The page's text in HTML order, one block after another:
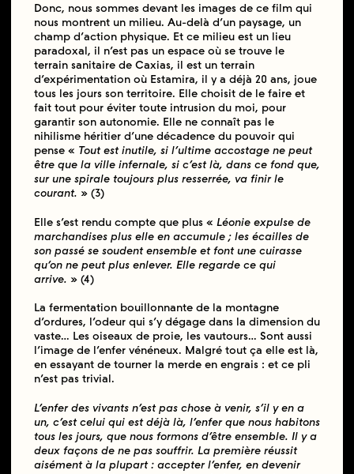
Donc, nous sommes devant les images de ce film qui
nous montrent un milieu. Au-delà d’un paysage, un
champ d’action physique. Et ce milieu est un lieu
paradoxal, il n’est pas un espace où se trouve le
terrain sanitaire de Caxias, il est un terrain
d’expérimentation où Estamira, il y a déjà 20 ans, joue
tous les jours son territoire. Elle choisit de le faire et
fait tout pour éviter toute intrusion du moi, pour
garantir son autonomie. Elle ne connaît pas le
nihilisme héritier d’une décadence du pouvoir qui
pense « Tout est inutile, si l’ultime accostage ne peut
être que la ville infernale, si c’est là, dans ce fond que,
sur une spirale toujours plus resserrée, va finir le
courant. » (3)
Elle s’est rendu compte que plus « Léonie expulse de
marchandises plus elle en accumule ; les écailles de
son passé se soudent ensemble et font une cuirasse
qu’on ne peut plus enlever. Elle regarde ce qui
arrive. » (4)
La fermentation bouillonnante de la montagne
d’ordures, l’odeur qui s’y dégage dans la dimension du
vaste… Les oiseaux de proie, les vautours… Sont aussi
l’image de l’enfer vénéneux. Malgré tout ça elle est là,
en essayant de tourner la merde en engrais : et ce pli
n’est pas trivial.
L’enfer des vivants n’est pas chose à venir, s’il y en a
un, c’est celui qui est déjà là, l’enfer que nous habitons
tous les jours, que nous formons d’être ensemble. Il y a
deux façons de ne pas souffrir. La première réussit
aisément à la plupart : accepter l’enfer, en devenir